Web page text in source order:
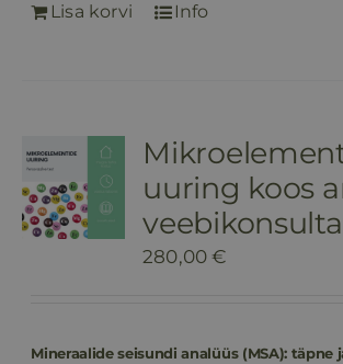
Lisa korvi Info
uuring koos
280,00€
Mineraalide seisundi analüüs (MSA): täpne